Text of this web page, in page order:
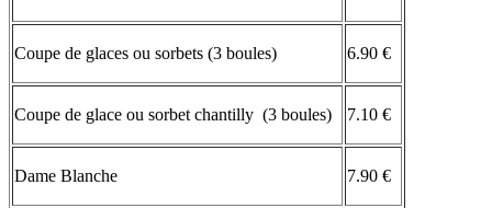
Coupe de glaces ou sorbets (3 boules) 6.90 €
Coupe de glace ou sorbet chantilly (3 boules) 7.10 €
Dame Blanche 7.90 €